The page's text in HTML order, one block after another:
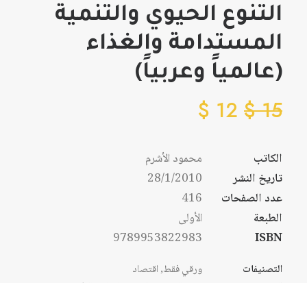
التنوع الحيوي والتنمية
المستدامة والغذاء
(عالمياً وعربياً)
15
$
12
$
الكاتب
محمود الأشرم
تاريخ النشر
28/1/2010
عدد الصفحات
416
الطبعة
الأولى
ISBN
9789953822983
التصنيفات ورقي فقط,اقتصاد